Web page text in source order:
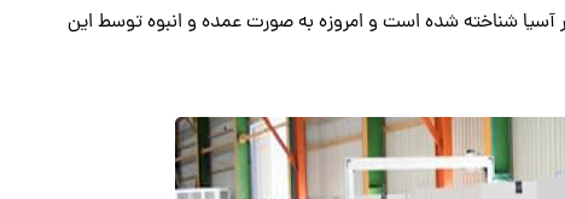
شناخته شده است و امروزه به صورت عمده و انبوه توسط این